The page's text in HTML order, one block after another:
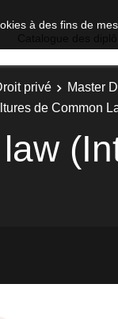
à des fins de
privé Master
de Common